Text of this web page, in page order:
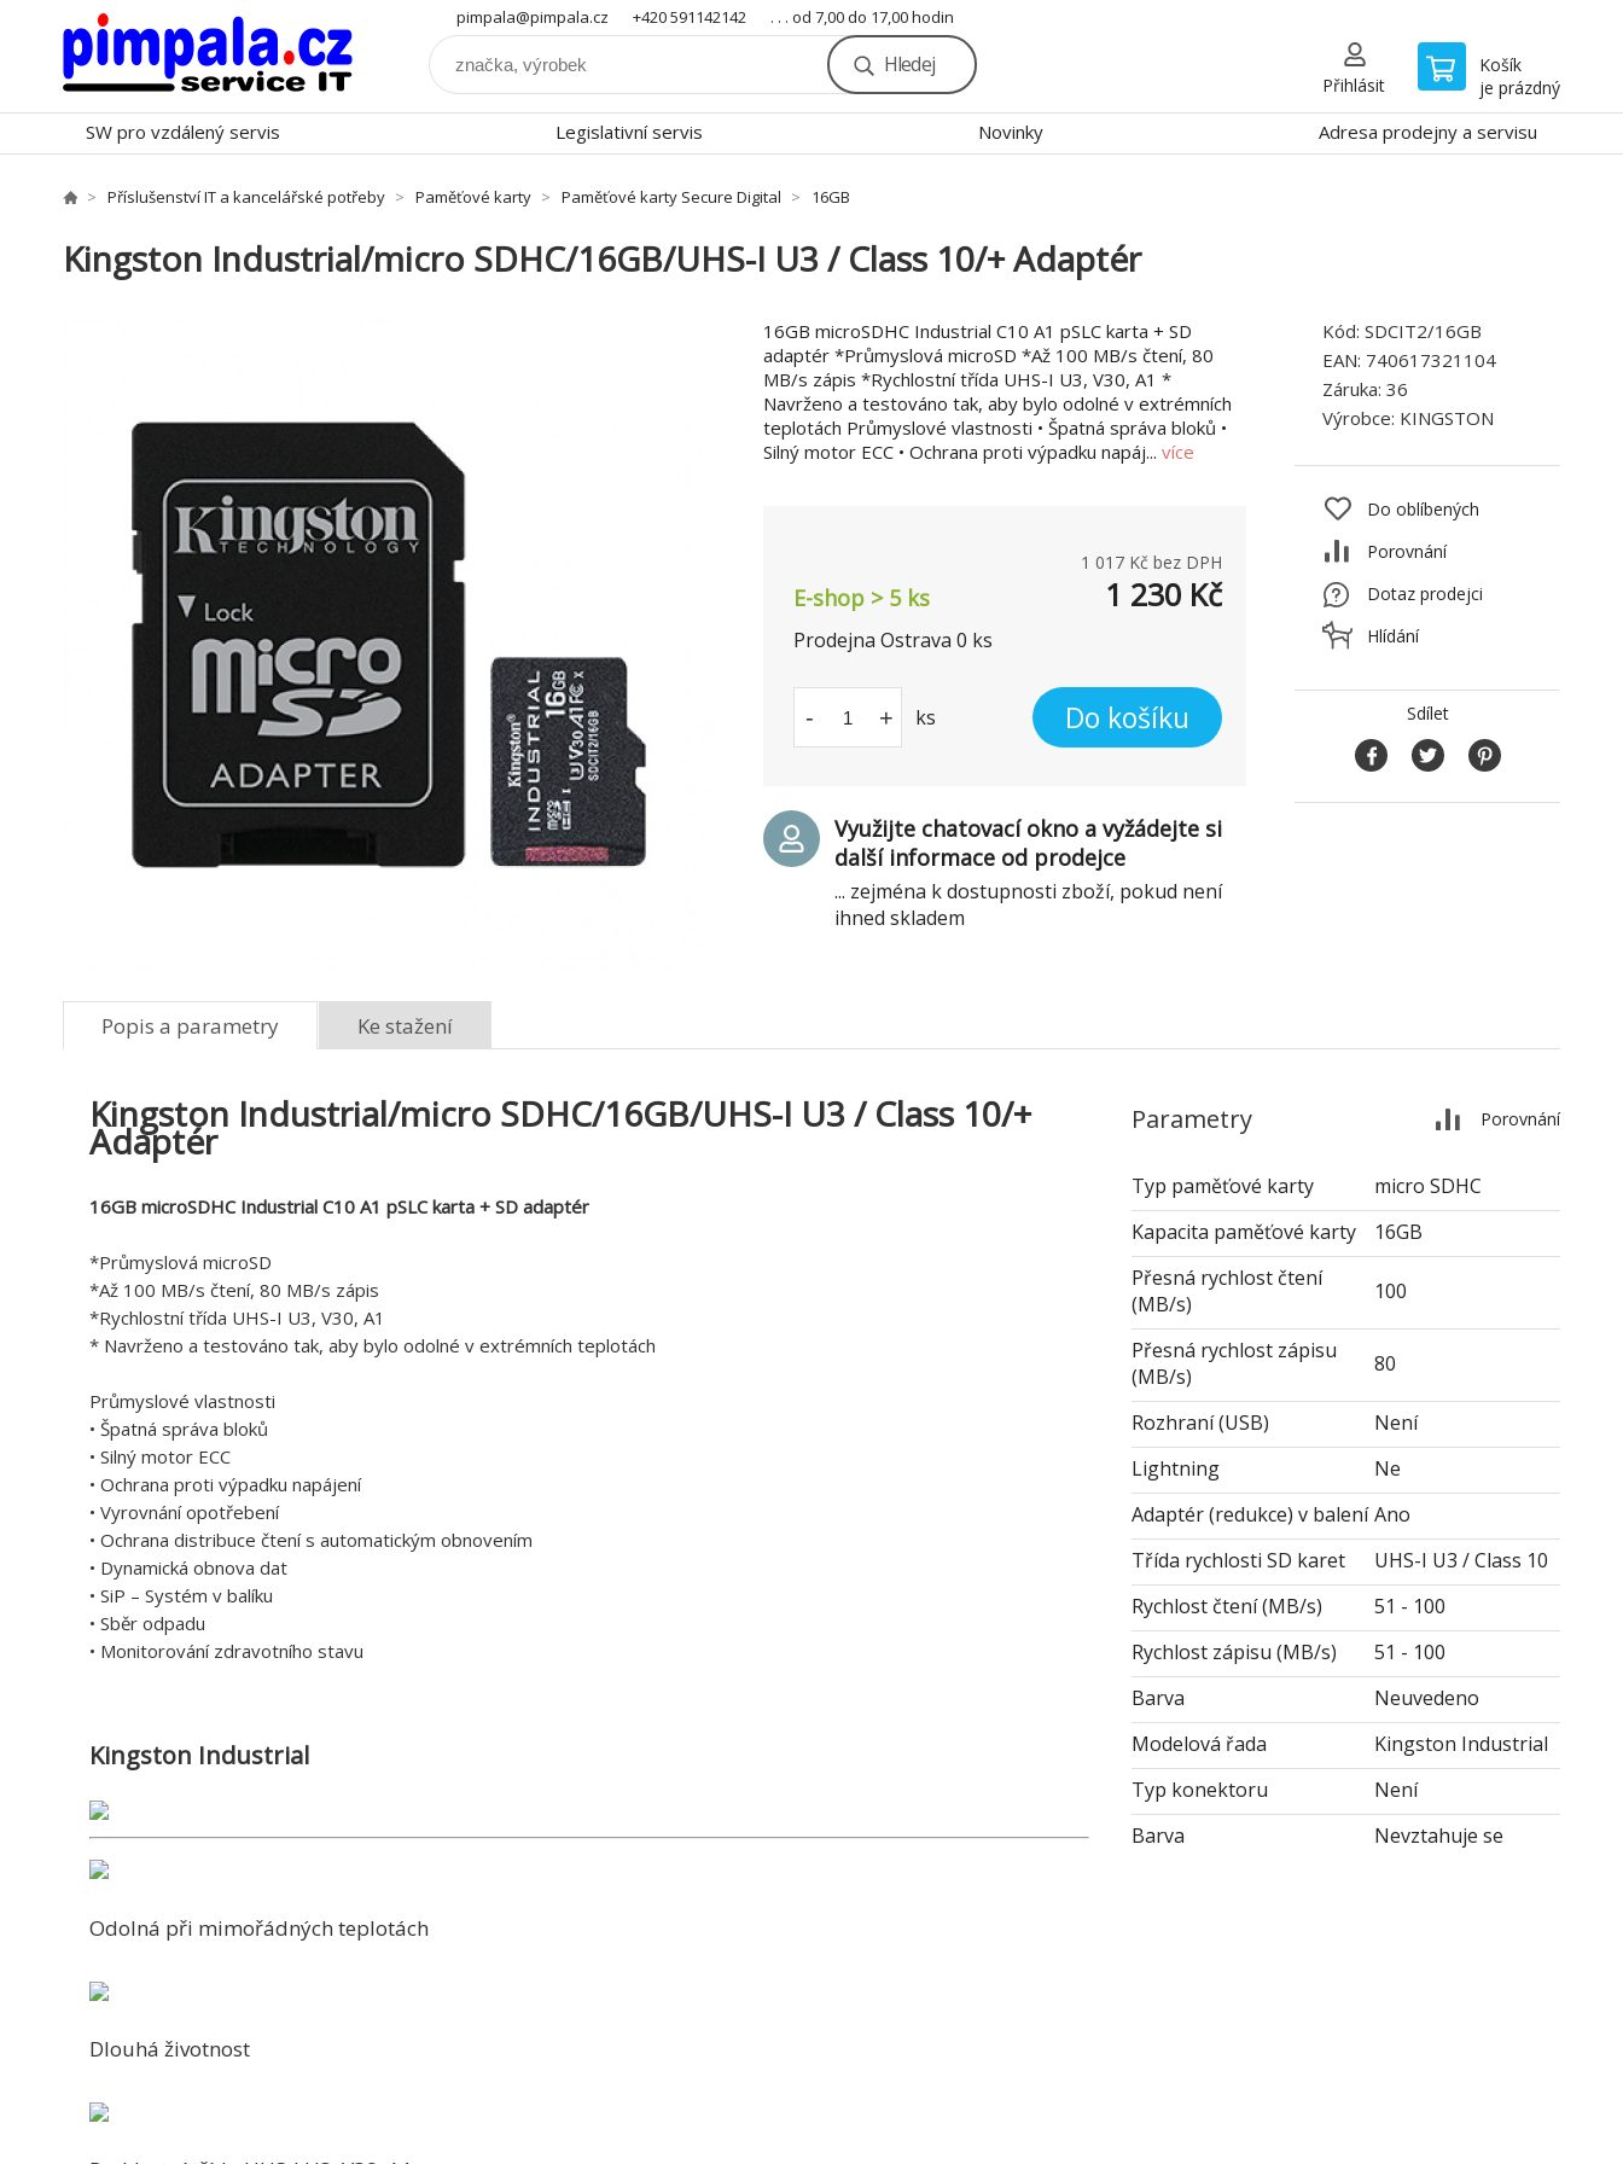
pimpala@pimpala.cz +420 591142142 . . . od 7,00 do 17,00 hodin
Hledej
Přihlásit
Košík
je prázdný
SW pro vzdálený servis Legislativní servis Novinky Adresa prodejny a servisu
Příslušenství IT a kancelářské potřeby Paměťové karty Paměťové karty Secure Digital 16GB
Kingston Industrial/micro SDHC/16GB/UHS-I U3 / Class 10/+ Adaptér
16GB microSDHC Industrial C10 A1 pSLC karta + SD
adaptér *Průmyslová microSD *Až 100 MB/s čtení, 80
MB/s zápis *Rychlostní třída UHS-I U3, V30, A1 *
Navrženo a testováno tak, aby bylo odolné v extrémních
teplotách Průmyslové vlastnosti • Špatná správa bloků •
Silný motor ECC • Ochrana proti výpadku napáj... více
1 017 Kč bez DPH
E-shop > 5 ks 1 230 Kč
Prodejna Ostrava 0 ks
- + ks Do košíku
Využijte chatovací okno a vyžádejte si
další informace od prodejce
... zejména k dostupnosti zboží, pokud není
ihned skladem
Kód: SDCIT2/16GB
EAN: 740617321104
Záruka: 36
Výrobce: KINGSTON
Do oblíbených
Porovnání
Dotaz prodejci
Hlídání
Sdílet
Popis a parametry Ke stažení
Kingston Industrial/micro SDHC/16GB/UHS-I U3 / Class 10/+
Adaptér
16GB microSDHC Industrial C10 A1 pSLC karta + SD adaptér
*Průmyslová microSD
*Až 100 MB/s čtení, 80 MB/s zápis
*Rychlostní třída UHS-I U3, V30, A1
* Navrženo a testováno tak, aby bylo odolné v extrémních teplotách
Průmyslové vlastnosti
• Špatná správa bloků
• Silný motor ECC
• Ochrana proti výpadku napájení
• Vyrovnání opotřebení
• Ochrana distribuce čtení s automatickým obnovením
• Dynamická obnova dat
• SiP – Systém v balíku
• Sběr odpadu
• Monitorování zdravotního stavu
Kingston Industrial
Odolná při mimořádných teplotách
Dlouhá životnost
Parametry Porovnání
Typ paměťové karty
micro SDHC
Kapacita paměťové karty
16GB
Přesná rychlost čtení
(MB/s)
100
Přesná rychlost zápisu
(MB/s)
80
Rozhraní (USB)
Není
Lightning
Ne
Adaptér (redukce) v balení Ano
Třída rychlosti SD karet
UHS-I U3 / Class 10
Rychlost čtení (MB/s)
51 - 100
Rychlost zápisu (MB/s)
51 - 100
Barva
Neuvedeno
Modelová řada
Kingston Industrial
Typ konektoru
Není
Barva
Nevztahuje se